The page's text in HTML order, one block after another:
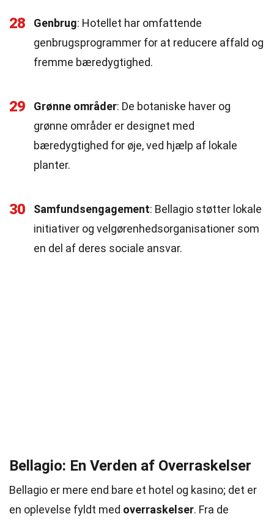
28 Genbrug: Hotellet har omfattende
genbrugsprogrammer for at reducere affald og
fremme bæredygtighed.
29 Grønne områder: De botaniske haver og
grønne områder er designet med
bæredygtighed for øje, ved hjælp af lokale
planter.
30 Samfundsengagement: Bellagio støtter lokale
initiativer og velgørenhedsorganisationer som
en del af deres sociale ansvar.
Bellagio: En Verden af Overraskelser
Bellagio er mere end bare et hotel og kasino; det er
en oplevelse fyldt med overraskelser. Fra de